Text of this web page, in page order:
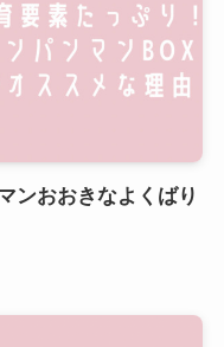
ンおおきなよくばり